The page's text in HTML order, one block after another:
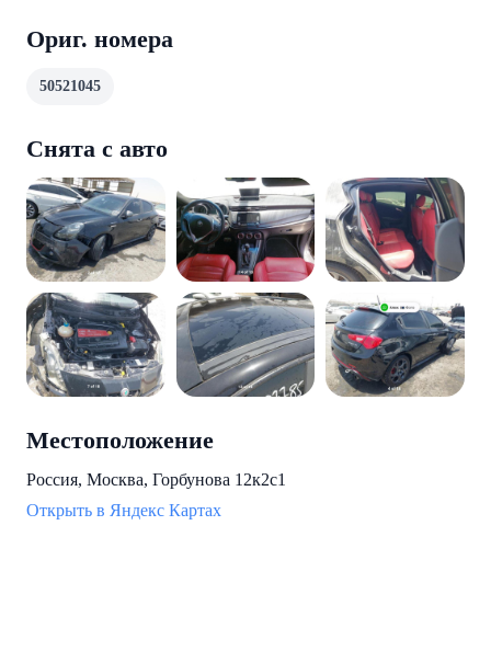
Ориг. номера
50521045
Снята с авто
Местоположение
Россия, Москва, Горбунова 12к2с1
Открыть в Яндекс Картах